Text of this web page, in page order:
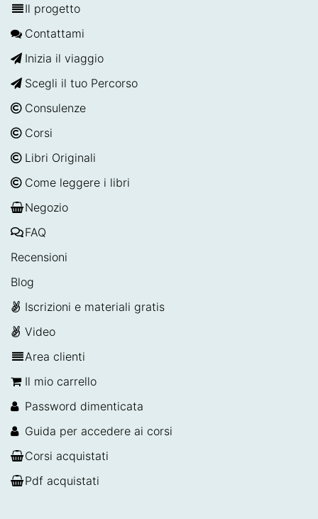
Il progetto
Contattami
Inizia il viaggio
Scegli il tuo Percorso
Consulenze
Corsi
Libri Originali
Come leggere i libri
Negozio
FAQ
Recensioni
Blog
Iscrizioni e materiali gratis
Video
Area clienti
Il mio carrello
Password dimenticata
Guida per accedere ai corsi
Corsi acquistati
Pdf acquistati